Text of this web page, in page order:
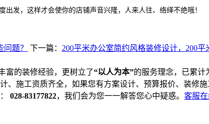
出发，这样才会使你的店铺声音兴隆，人来人往、络绎不绝哦！
题？ 下一篇： 200平米办公室简约风格装修设计，200
的装修经验，更树立了“以人为本”的服务理念，已累计
、施工资质齐全，如果您有方案设计、预算报价、装修
028-83177822，我们会为您一一解答您心中疑惑。 客服